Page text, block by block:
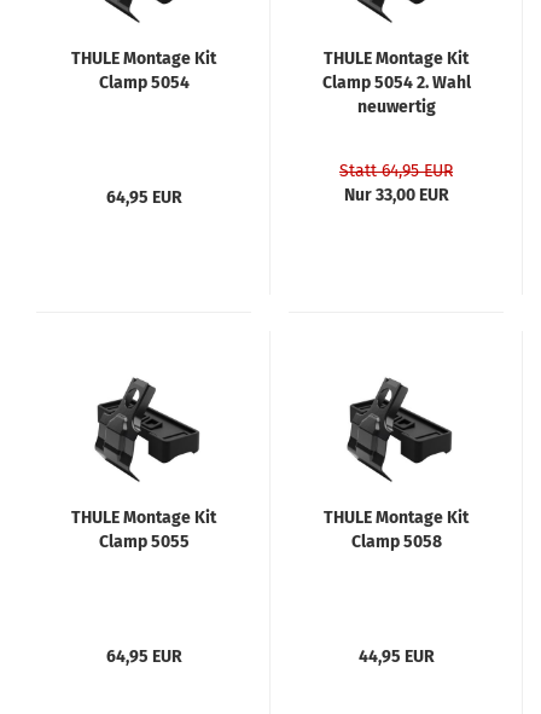
THULE Montage Kit
Clamp 5054
64,95 EUR
THULE Montage Kit
Clamp 5054 2. Wahl
neuwertig
Statt 64,95 EUR
Nur 33,00 EUR
THULE Montage Kit
Clamp 5055
64,95 EUR
THULE Montage Kit
Clamp 5058
44,95 EUR